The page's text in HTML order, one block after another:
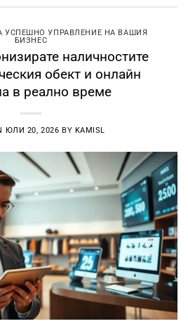
УСПЕШНО УПРАВЛЕНИЕ НА ВАШИЯ
БИЗНЕС
наличностите
обект и онлайн
в реално време
ЮЛИ 20, 2026 BY KAMISL